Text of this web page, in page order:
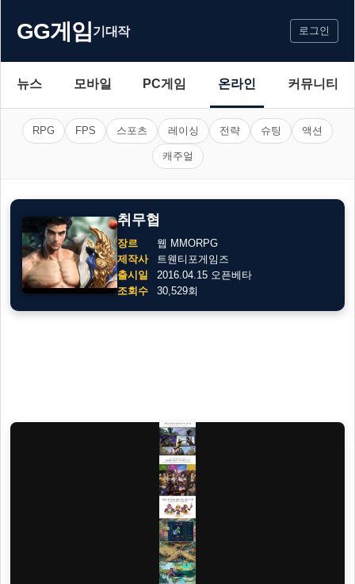
GG게임기대작 로그인
뉴스 모바일 PC게임 온라인 커뮤니티
RPG FPS 스포츠 레이싱 전략 슈팅 액션
캐주얼
취무협
장르
웹 MMORPG
제작사
트웬티포게임즈
출시일
2016.04.15 오픈베타
조회수
30,529회